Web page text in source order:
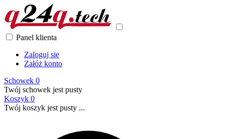
Panel klienta
Zaloguj się
Załóż konto
Schowek 0
Twój schowek jest pusty
Koszyk 0
Twój koszyk jest pusty ...